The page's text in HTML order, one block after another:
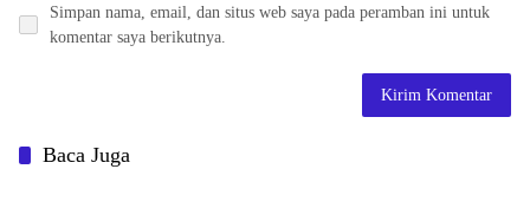
Simpan nama, email, dan situs web saya pada peramban ini untuk
komentar saya berikutnya.
Baca Juga